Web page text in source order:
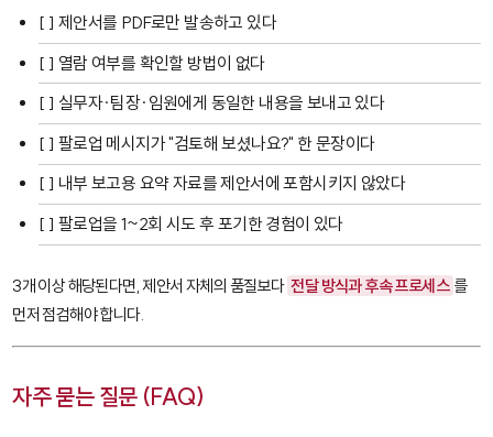
[ ] 제안서를 PDF로만 발송하고 있다
[ ] 열람 여부를 확인할 방법이 없다
[ ] 실무자·팀장·임원에게 동일한 내용을 보내고 있다
[ ] 팔로업 메시지가 "검토해 보셨나요?" 한 문장이다
[ ] 내부 보고용 요약 자료를 제안서에 포함시키지 않았다
[ ] 팔로업을 1~2회 시도 후 포기한 경험이 있다
3개 이상 해당된다면, 제안서 자체의 품질보다 전달 방식과 후속 프로세스 를
먼저 점검해야 합니다.
자주 묻는 질문 (FAQ)